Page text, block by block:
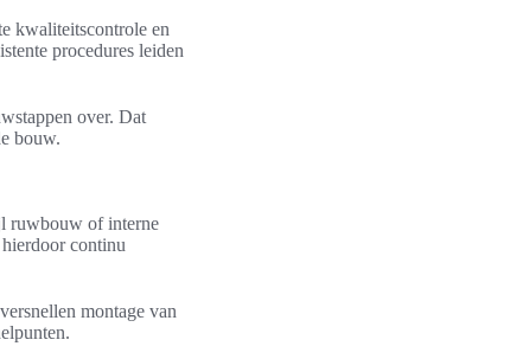
kwaliteitscontrole en
procedures leiden
over. Dat
bouw.
ruwbouw of interne
continu
montage van